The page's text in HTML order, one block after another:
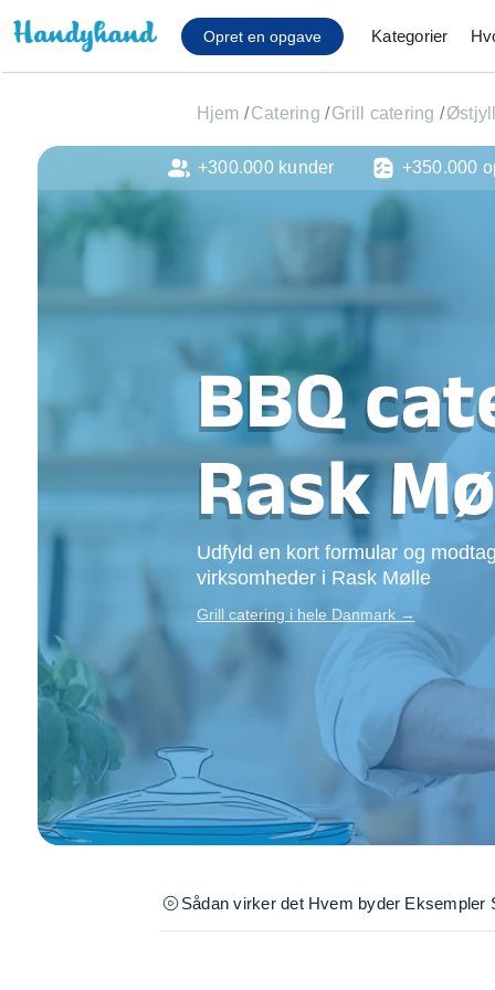
Opret en opgave Kategorier
Affaldsfjernelse
Afhentning af
Hårde hvidevare
Hjælp til mobil, pc,
Installation af
Møbelsamling og
Ophængning af
Opsætning af
Tunge løft
Se alle...
Hjem /Catering /Grill catering /
BBQ
Rask
Udfyld en kort formular og
virksomheder i Rask Mølle
Grill catering i hele Danmark →
+300.000 kunder +350.000
Sådan virker det Hvem byder Eksempler